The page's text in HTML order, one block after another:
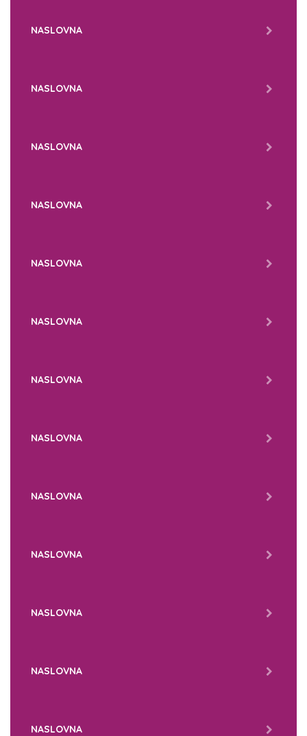
NASLOVNA
NASLOVNA
NASLOVNA
NASLOVNA
NASLOVNA
NASLOVNA
NASLOVNA
NASLOVNA
NASLOVNA
NASLOVNA
NASLOVNA
NASLOVNA
NASLOVNA